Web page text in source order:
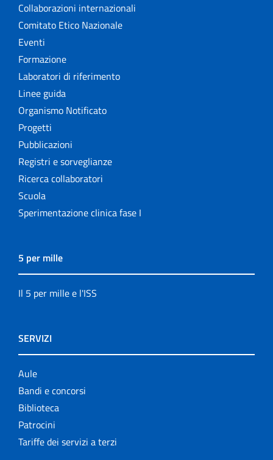
Collaborazioni internazionali
Comitato Etico Nazionale
Eventi
Formazione
Laboratori di riferimento
Linee guida
Organismo Notificato
Progetti
Pubblicazioni
Registri e sorveglianze
Ricerca collaboratori
Scuola
Sperimentazione clinica fase I
5 per mille
Il 5 per mille e l'ISS
SERVIZI
Aule
Bandi e concorsi
Biblioteca
Patrocini
Tariffe dei servizi a terzi